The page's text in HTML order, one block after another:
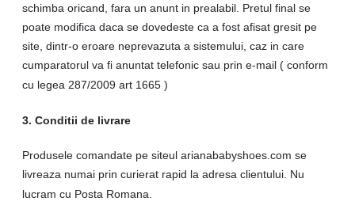
schimba oricand, fara un anunt in prealabil. Pretul final se
poate modifica daca se dovedeste ca a fost afisat gresit pe
site, dintr-o eroare neprevazuta a sistemului, caz in care
cumparatorul va fi anuntat telefonic sau prin e-mail ( conform
cu legea 287/2009 art 1665 )
3. Conditii de livrare
Produsele comandate pe siteul arianababyshoes.com se
livreaza numai prin curierat rapid la adresa clientului. Nu
lucram cu Posta Romana.